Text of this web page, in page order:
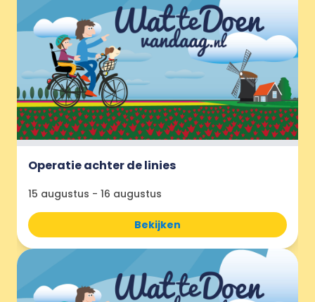
Operatie achter de linies
15 augustus - 16 augustus
Bekijken